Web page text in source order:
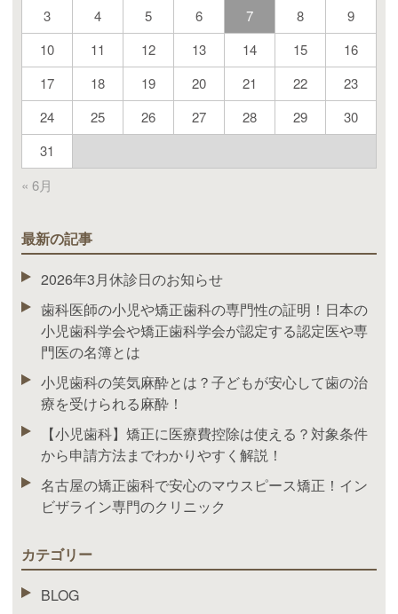
« 6月
3 4 5 6 7 8
9
10
11 12 13 14 15
16
17
18 19 20 21 22
23
24
25 26 27 28 29
30
31
最新の記事
2026年3月休診日のお知らせ
歯科医師の小児や矯正歯科の専門性の証明！日本の
小児歯科学会や矯正歯科学会が認定する認定医や専
門医の名簿とは
小児歯科の笑気麻酔とは？子どもが安心して歯の治
療を受けられる麻酔！
【小児歯科】矯正に医療費控除は使える？対象条件
から申請方法までわかりやすく解説！
名古屋の矯正歯科で安心のマウスピース矯正！イン
ビザライン専門のクリニック
カテゴリー
BLOG